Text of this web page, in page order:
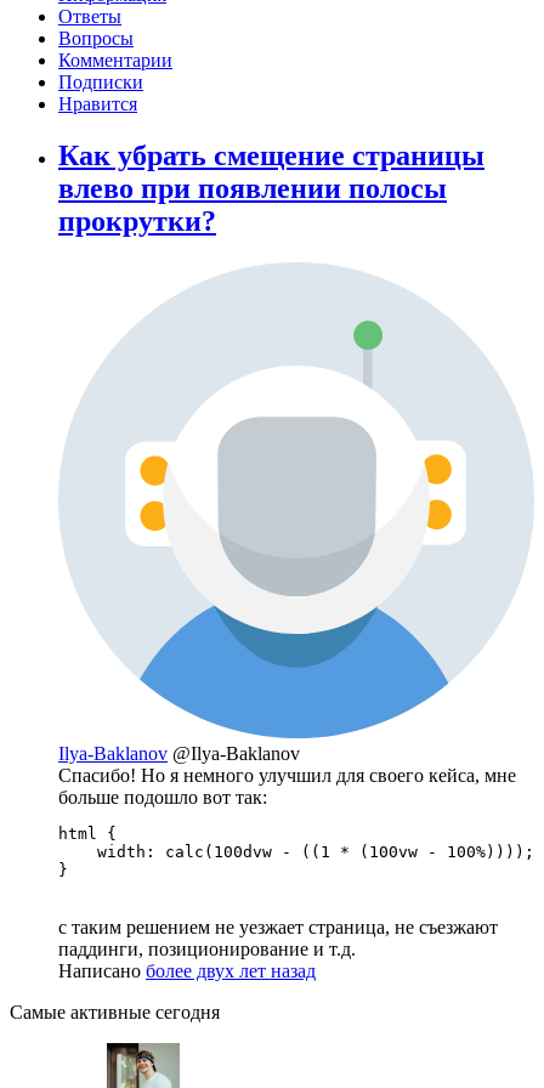
Ответы
Вопросы
Комментарии
Подписки
Нравится
Как убрать смещение страницы
влево при появлении полосы
прокрутки?
Ilya-Baklanov @Ilya-Baklanov
Спасибо! Но я немного улучшил для своего кейса, мне
больше подошло вот так:
html {
    width: calc(100dvw - ((1 * (100vw - 100%))));
}
с таким решением не уезжает страница, не съезжают
паддинги, позиционирование и т.д.
Написано более двух лет назад
Самые активные сегодня